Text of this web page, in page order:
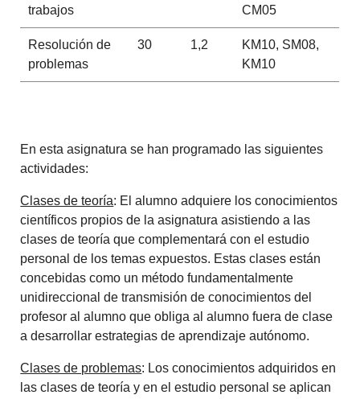
trabajos
CM05
Resolución de
problemas
30 1,2
KM10, SM08,
KM10
En esta asignatura se han programado las siguientes
actividades:
Clases de teoría: El alumno adquiere los conocimientos
científicos propios de la asignatura asistiendo a las
clases de teoría que complementará con el estudio
personal de los temas expuestos. Estas clases están
concebidas como un método fundamentalmente
unidireccional de transmisión de conocimientos del
profesor al alumno que obliga al alumno fuera de clase
a desarrollar estrategias de aprendizaje autónomo.
Clases de problemas: Los conocimientos adquiridos en
las clases de teoría y en el estudio personal se aplican